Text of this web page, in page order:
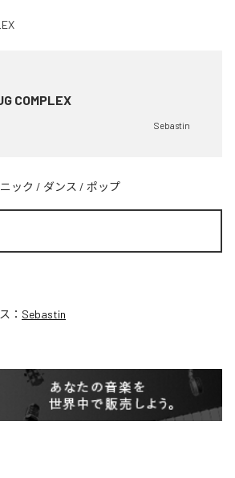
COMPLEX
Sebastin
ック / ダンス / ポップ
： Sebastin